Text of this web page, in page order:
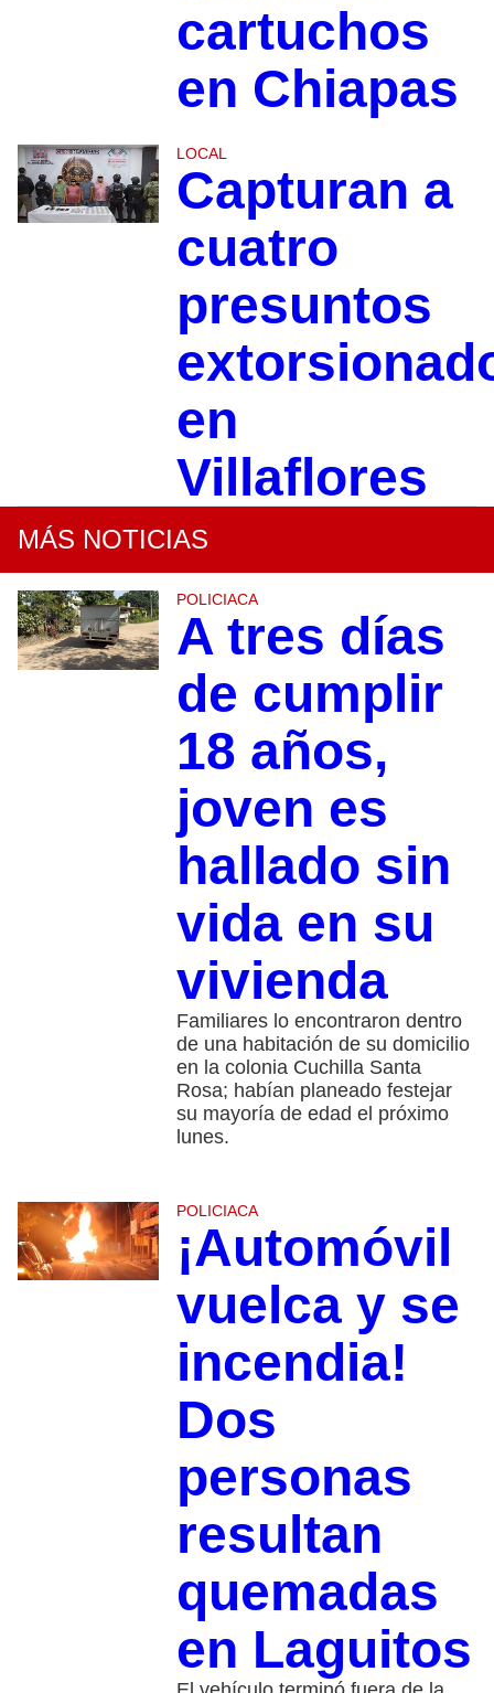
cartuchos
en Chiapas
LOCAL
Capturan a
cuatro
presuntos
en
Villaflores
MÁS NOTICIAS
POLICIACA
A tres días
de cumplir
18 años,
joven es
hallado sin
vida en su
vivienda
Familiares lo encontraron dentro
de una habitación de su domicilio
en la colonia Cuchilla Santa
Rosa; habían planeado festejar
su mayoría de edad el próximo
lunes.
POLICIACA
¡Automóvil
vuelca y se
incendia!
Dos
personas
resultan
quemadas
en Laguitos